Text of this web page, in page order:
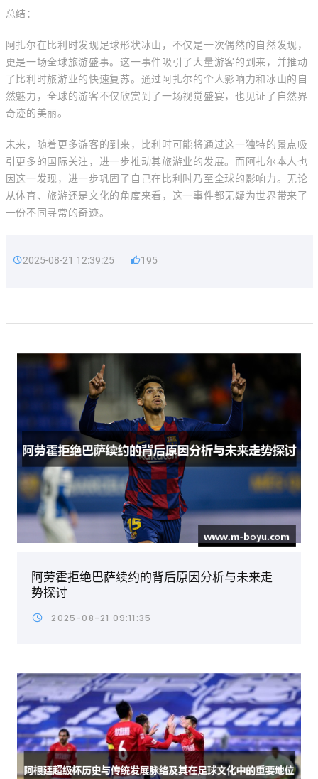
总结：
阿扎尔在比利时发现足球形状冰山，不仅是一次偶然的自然发现，
更是一场全球旅游盛事。这一事件吸引了大量游客的到来，并推动
了比利时旅游业的快速复苏。通过阿扎尔的个人影响力和冰山的自
然魅力，全球的游客不仅欣赏到了一场视觉盛宴，也见证了自然界
奇迹的美丽。
未来，随着更多游客的到来，比利时可能将通过这一独特的景点吸
引更多的国际关注，进一步推动其旅游业的发展。而阿扎尔本人也
因这一发现，进一步巩固了自己在比利时乃至全球的影响力。无论
从体育、旅游还是文化的角度来看，这一事件都无疑为世界带来了
一份不同寻常的奇迹。
2025-08-21 12:39:25 195
阿劳霍拒绝巴萨续约的背后原因分析与未来走
势探讨
2025-08-21 09:11:35